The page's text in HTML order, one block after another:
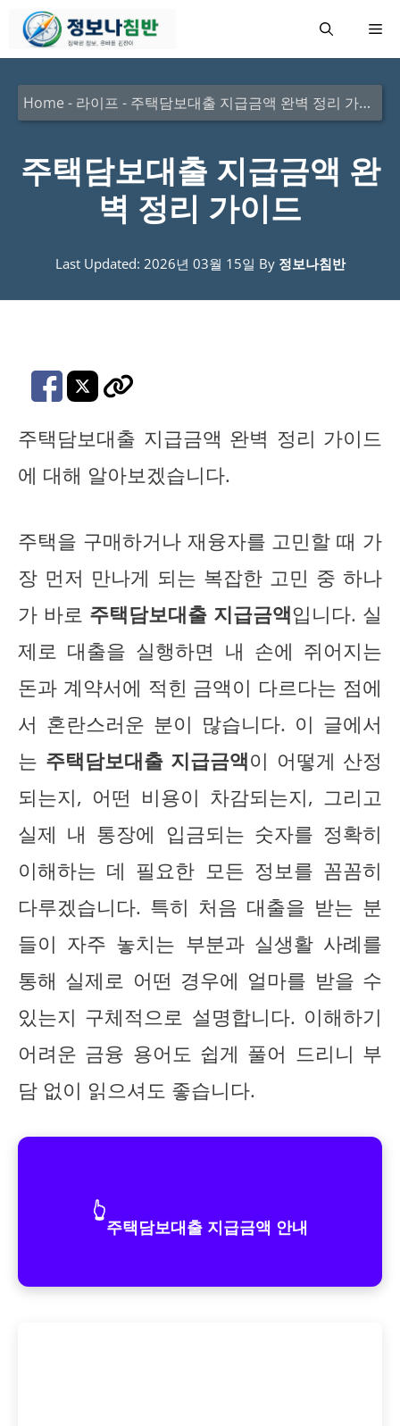
메
Home - 라이프 - 주택담보대출 지급금액 완벽 정리 가이드
주택담보대출 지급금액 완
벽 정리 가이드
Last Updated: 2026년 03월 15일 By 정보나침반
주택담보대출 지급금액 완벽 정리 가이드
에 대해 알아보겠습니다.
주택을 구매하거나 재융자를 고민할 때 가
장 먼저 만나게 되는 복잡한 고민 중 하나
가 바로 주택담보대출 지급금액입니다. 실
제로 대출을 실행하면 내 손에 쥐어지는
돈과 계약서에 적힌 금액이 다르다는 점에
서 혼란스러운 분이 많습니다. 이 글에서
는 주택담보대출 지급금액이 어떻게 산정
되는지, 어떤 비용이 차감되는지, 그리고
실제 내 통장에 입금되는 숫자를 정확히
이해하는 데 필요한 모든 정보를 꼼꼼히
다루겠습니다. 특히 처음 대출을 받는 분
들이 자주 놓치는 부분과 실생활 사례를
통해 실제로 어떤 경우에 얼마를 받을 수
있는지 구체적으로 설명합니다. 이해하기
어려운 금융 용어도 쉽게 풀어 드리니 부
담 없이 읽으셔도 좋습니다.
👆
주택담보대출 지급금액 안내